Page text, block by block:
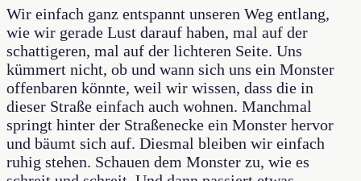
Wir einfach ganz entspannt unseren Weg entlang,
wie wir gerade Lust darauf haben, mal auf der
schattigeren, mal auf der lichteren Seite. Uns
kümmert nicht, ob und wann sich uns ein Monster
offenbaren könnte, weil wir wissen, dass die in
dieser Straße einfach auch wohnen. Manchmal
springt hinter der Straßenecke ein Monster hervor
und bäumt sich auf. Diesmal bleiben wir einfach
ruhig stehen. Schauen dem Monster zu, wie es